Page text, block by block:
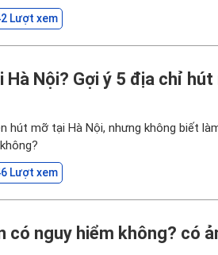
Lượt xem
Hà Nội? Gợi ý 5 địa chỉ
hút mỡ tại Hà Nội, nhưng không biết
Lượt xem
có nguy hiểm không? có